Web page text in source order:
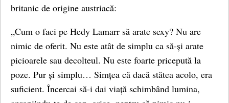
britanic de origine austriacă:
„Cum o faci pe Hedy Lamarr să arate sexy? Nu are
nimic de oferit. Nu este atât de simplu ca să-și arate
picioarele sau decolteul. Nu este foarte pricepută la
poze. Pur și simplu… Simțea că dacă stătea acolo, era
suficient. Încercai să-i dai viață schimbând lumina,